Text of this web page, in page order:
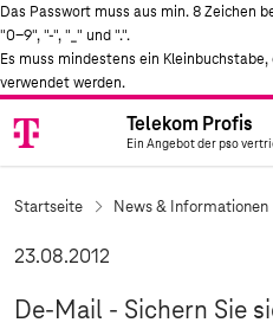
Das Passwort muss aus min. 8 Zeichen
"0-9", "-", "_" und ".".
Es muss mindestens ein
verwendet werden.
Telekom
Logo
Telekom Profis
Ein Angebot der pso
Startseite News & Informationen
23.08.2012
De-Mail - Sichern Sie